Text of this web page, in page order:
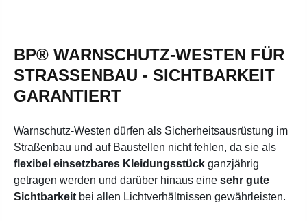
BP® WARNSCHUTZ-WESTEN FÜR
STRASSENBAU - SICHTBARKEIT G
ARANTIERT
Warnschutz-Westen dürfen als Sicherheitsausrüstung im
Straßenbau und auf Baustellen nicht fehlen, da sie als
flexibel einsetzbares Kleidungsstück ganzjährig
getragen werden und darüber hinaus eine sehr gute
Sichtbarkeit bei allen Lichtverhältnissen gewährleisten.